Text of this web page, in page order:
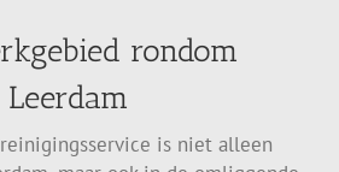
rondom
Leerdam
is niet alleen